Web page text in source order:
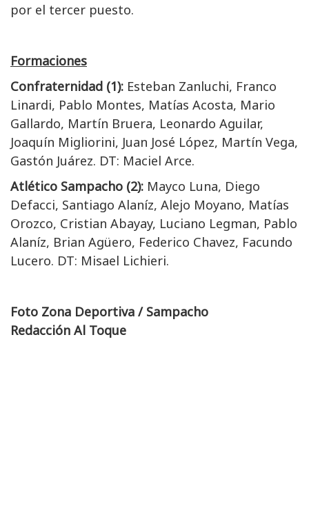
por el tercer puesto.
Formaciones
Confraternidad (1): Esteban Zanluchi, Franco
Linardi, Pablo Montes, Matías Acosta, Mario
Gallardo, Martín Bruera, Leonardo Aguilar,
Joaquín Migliorini, Juan José López, Martín Vega,
Gastón Juárez. DT: Maciel Arce.
Atlético Sampacho (2): Mayco Luna, Diego
Defacci, Santiago Alaníz, Alejo Moyano, Matías
Orozco, Cristian Abayay, Luciano Legman, Pablo
Alaníz, Brian Agüero, Federico Chavez, Facundo
Lucero. DT: Misael Lichieri.
Foto Zona Deportiva / Sampacho
Redacción Al Toque